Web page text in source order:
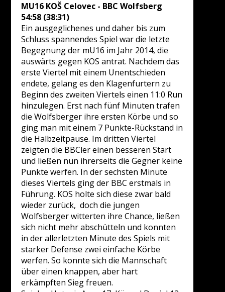
MU16 KOŠ Celovec - BBC Wolfsberg
54:58 (38:31)
Ein ausgeglichenes und daher bis zum
Schluss spannendes Spiel war die letzte
Begegnung der mU16 im Jahr 2014, die
auswärts gegen KOS antrat. Nachdem das
erste Viertel mit einem Unentschieden
endete, gelang es den Klagenfurtern zu
Beginn des zweiten Viertels einen 11:0 Run
hinzulegen. Erst nach fünf Minuten trafen
die Wolfsberger ihre ersten Körbe und so
ging man mit einem 7 Punkte-Rückstand in
die Halbzeitpause. Im dritten Viertel
zeigten die BBCler einen besseren Start
und ließen nun ihrerseits die Gegner keine
Punkte werfen. In der sechsten Minute
dieses Viertels ging der BBC erstmals in
Führung. KOS holte sich diese zwar bald
wieder zurück, doch die jungen
Wolfsberger witterten ihre Chance, ließen
sich nicht mehr abschütteln und konnten
in der allerletzten Minute des Spiels mit
starker Defense zwei einfache Körbe
werfen. So konnte sich die Mannschaft
über einen knappen, aber hart
erkämpften Sieg freuen.